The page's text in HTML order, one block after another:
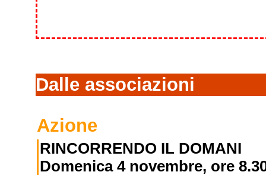
Dalle associazioni
Azione
RINCORRENDO IL DOMANI
Domenica 4 novembre, ore